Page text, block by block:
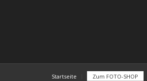
Startseite Zum FOTO-SHOP